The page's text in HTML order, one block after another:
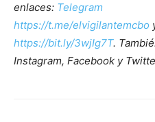
enlaces: Telegram
https://t.me/elvigilantemcbo
https://bit.ly/3wjIg7T.
Instagram, Facebook y